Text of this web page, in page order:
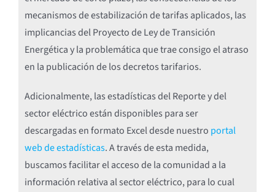
mecanismos de estabilización de tarifas aplicados, las
implicancias del Proyecto de Ley de Transición
Energética y la problemática que trae consigo el atraso
en la publicación de los decretos tarifarios.
Adicionalmente, las estadísticas del Reporte y del
sector eléctrico están disponibles para ser
descargadas en formato Excel desde nuestro portal
web de estadísticas. A través de esta medida,
buscamos facilitar el acceso de la comunidad a la
información relativa al sector eléctrico, para lo cual